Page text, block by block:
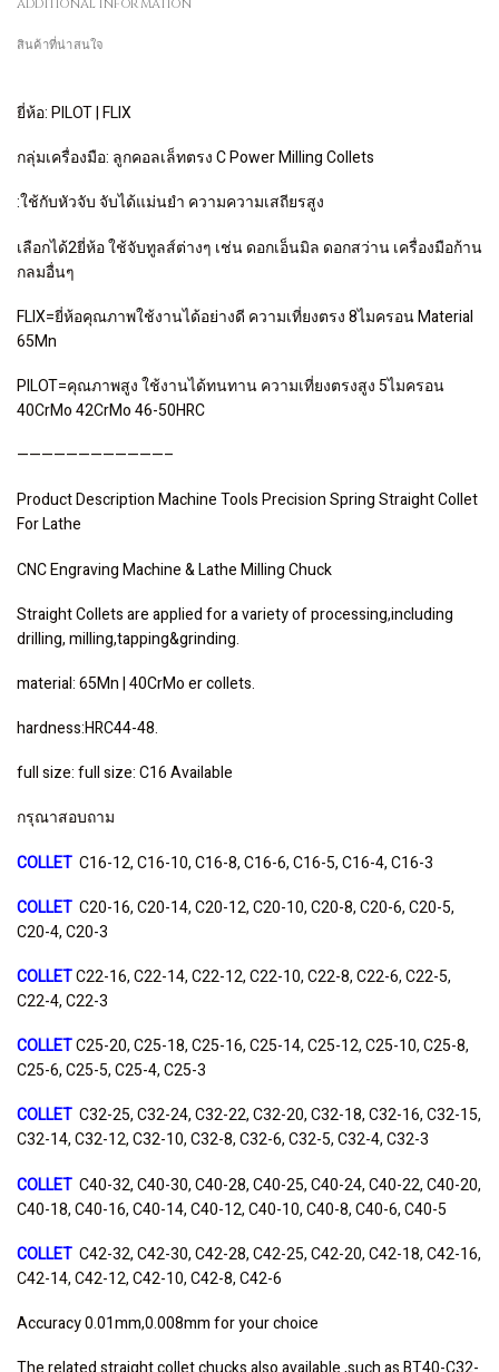
ADDITIONAL INFORMATION
สินค้าที่น่าสนใจ
ยี่ห้อ: PILOT | FLIX
กลุ่มเครื่องมือ: ลูกคอลเล็ทตรง C Power Milling Collets
:ใช้กับหัวจับ จับได้แม่นยำ ความความเสถียรสูง
เลือกได้2ยี่ห้อ ใช้จับทูลส์ต่างๆ เช่น ดอกเอ็นมิล ดอกสว่าน เครื่องมือก้าน
กลมอื่นๆ
FLIX=ยี่ห้อคุณภาพใช้งานได้อย่างดี ความเที่ยงตรง 8ไมครอน Material
65Mn
PILOT=คุณภาพสูง ใช้งานได้ทนทาน ความเที่ยงตรงสูง 5ไมครอน
40CrMo 42CrMo 46-50HRC
————————————–
Product Description Machine Tools Precision Spring Straight Collet
For Lathe
CNC Engraving Machine & Lathe Milling Chuck
Straight Collets are applied for a variety of processing,including
drilling, milling,tapping&grinding.
material: 65Mn | 40CrMo er collets.
hardness:HRC44-48.
full size: full size: C16 Available
กรุณาสอบถาม
COLLET C16-12, C16-10, C16-8, C16-6, C16-5, C16-4, C16-3
COLLET C20-16, C20-14, C20-12, C20-10, C20-8, C20-6, C20-5,
C20-4, C20-3
COLLETC22-16, C22-14, C22-12, C22-10, C22-8, C22-6, C22-5,
C22-4, C22-3
COLLETC25-20, C25-18, C25-16, C25-14, C25-12, C25-10, C25-8,
C25-6, C25-5, C25-4, C25-3
COLLET C32-25, C32-24, C32-22, C32-20, C32-18, C32-16, C32-15,
C32-14, C32-12, C32-10, C32-8, C32-6, C32-5, C32-4, C32-3
COLLET C40-32, C40-30, C40-28, C40-25, C40-24, C40-22, C40-20,
C40-18, C40-16, C40-14, C40-12, C40-10, C40-8, C40-6, C40-5
COLLET C42-32, C42-30, C42-28, C42-25, C42-20, C42-18, C42-16,
C42-14, C42-12, C42-10, C42-8, C42-6
Accuracy 0.01mm,0.008mm for your choice